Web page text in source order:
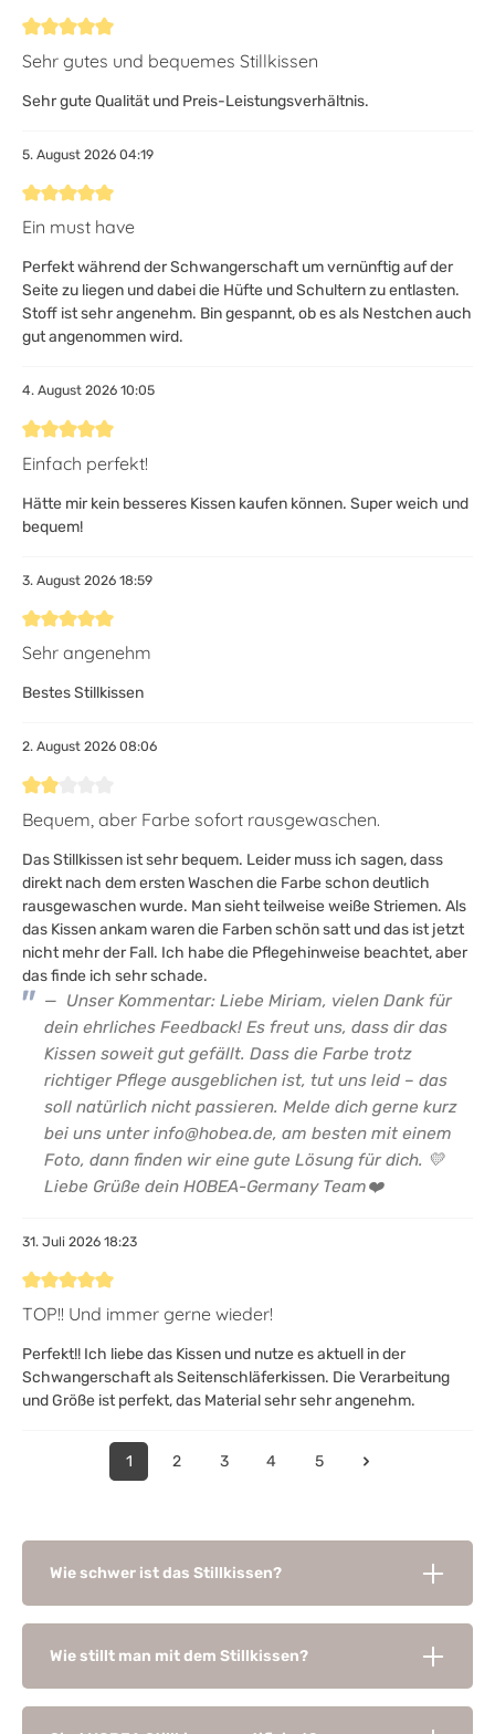
Bewertung mit 5 von 5 Sternen
Sehr gutes und bequemes Stillkissen
Sehr gute Qualität und Preis-Leistungsverhältnis.
5. August 2026 04:19
Bewertung mit 5 von 5 Sternen
Ein must have
Perfekt während der Schwangerschaft um vernünftig auf der
Seite zu liegen und dabei die Hüfte und Schultern zu entlasten.
Stoff ist sehr angenehm. Bin gespannt, ob es als Nestchen auch
gut angenommen wird.
4. August 2026 10:05
Bewertung mit 5 von 5 Sternen
Einfach perfekt!
Hätte mir kein besseres Kissen kaufen können. Super weich und
bequem!
3. August 2026 18:59
Bewertung mit 5 von 5 Sternen
Sehr angenehm
Bestes Stillkissen
2. August 2026 08:06
Bewertung mit 2 von 5 Sternen
Bequem, aber Farbe sofort rausgewaschen.
Das Stillkissen ist sehr bequem. Leider muss ich sagen, dass
direkt nach dem ersten Waschen die Farbe schon deutlich
rausgewaschen wurde. Man sieht teilweise weiße Striemen. Als
das Kissen ankam waren die Farben schön satt und das ist jetzt
nicht mehr der Fall. Ich habe die Pflegehinweise beachtet, aber
das finde ich sehr schade.
Unser Kommentar: Liebe Miriam, vielen Dank für
dein ehrliches Feedback! Es freut uns, dass dir das
Kissen soweit gut gefällt. Dass die Farbe trotz
richtiger Pflege ausgeblichen ist, tut uns leid – das
soll natürlich nicht passieren. Melde dich gerne kurz
bei uns unter info@hobea.de, am besten mit einem
Foto, dann finden wir eine gute Lösung für dich. 💛
Liebe Grüße dein HOBEA-Germany Team❤️
31. Juli 2026 18:23
Bewertung mit 5 von 5 Sternen
TOP!! Und immer gerne wieder!
Perfekt!! Ich liebe das Kissen und nutze es aktuell in der
Schwangerschaft als Seitenschläferkissen. Die Verarbeitung
und Größe ist perfekt, das Material sehr sehr angenehm.
1 2 3 4 5
Wie schwer ist das Stillkissen?
Wie stillt man mit dem Stillkissen?